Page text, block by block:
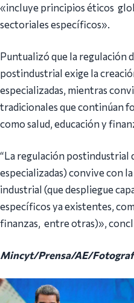
«incluye principios éticos
sectoriales específicos».
Puntualizó que la regulación
postindustrial exige la
especializadas, mientras
tradicionales que continúan
como salud, educación y
“La regulación postindustrial
especializadas) convive con
industrial (que despliegue
específicos ya existentes,
finanzas, entre otras)»,
Mincyt/Prensa/AE/